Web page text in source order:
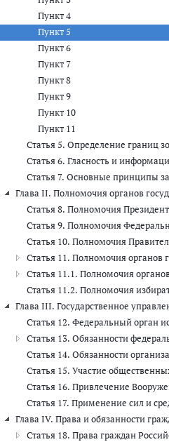
Пункт 4
Пункт 5
Пункт 6
Пункт 7
Пункт 8
Пункт 9
Пункт 10
Пункт 11
Статья 5. Определение границ
Статья 6. Гласность и
Статья 7. Основные принципы
Глава II. Полномочия органов
Статья 8. Полномочия
Статья 9. Полномочия
Статья 10. Полномочия
Статья 11. Полномочия органов
Статья 11.1. Полномочия
Статья 11.2. Полномочия
Глава III. Государственное
Статья 12. Федеральный орган
Статья 13. Обязанности
Статья 14. Обязанности
Статья 15. Участие
Статья 16. Привлечение
Статья 17. Применение сил и
Глава IV. Права и обязанности
Статья 18. Права граждан